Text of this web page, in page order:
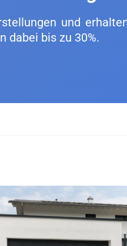
und
dabei bis zu 30%.